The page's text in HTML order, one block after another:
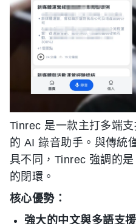
Tinrec 是一款主打多端
的 AI 錄音助手。與傳統
具不同，Tinrec 強調的
的閉環。
核心優勢：
強大的中文與多語支援